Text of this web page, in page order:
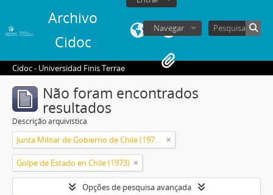
Archivo
Cidoc
Navegar
Cidoc - Universidad Finis Terrae
Não foram encontrados
resultados
Descrição arquivística
Junta Militar de Gobierno de Chile (1973-1990)
Golpe de Estado en Chile (1973)
Opções de pesquisa avançada